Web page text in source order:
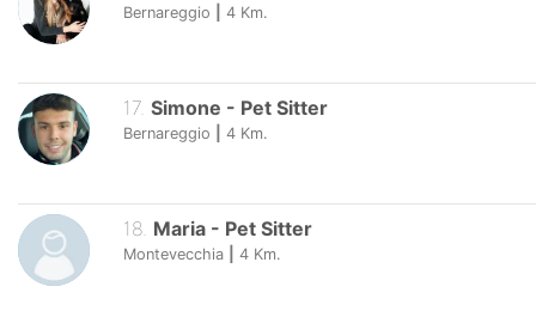
Bernareggio 4 Km.
17. Simone - Pet Sitter
Bernareggio 4 Km.
18. Maria - Pet Sitter
Montevecchia 4 Km.